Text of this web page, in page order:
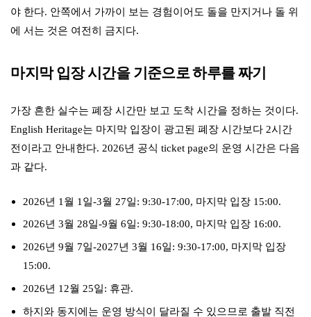
야 한다. 안쪽에서 가까이 보는 경험이어도 돌을 만지거나 돌 위
에 서는 것은 여전히 금지다.
마지막 입장 시간을 기준으로 하루를 짜기
가장 흔한 실수는 폐장 시간만 보고 도착 시간을 정하는 것이다.
English Heritage는 마지막 입장이 광고된 폐장 시간보다 2시간
전이라고 안내한다. 2026년 공식 ticket page의 운영 시간은 다음
과 같다.
2026년 1월 1일-3월 27일: 9:30-17:00, 마지막 입장 15:00.
2026년 3월 28일-9월 6일: 9:30-18:00, 마지막 입장 16:00.
2026년 9월 7일-2027년 3월 16일: 9:30-17:00, 마지막 입장
15:00.
2026년 12월 25일: 휴관.
하지와 동지에는 운영 방식이 달라질 수 있으므로 출발 직전